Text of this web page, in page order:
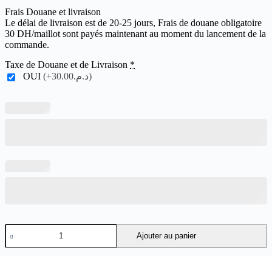
Frais Douane et livraison
Le délai de livraison est de 20-25 jours, Frais de douane obligatoire
30 DH/maillot sont payés maintenant au moment du lancement de la
commande.
Taxe de Douane et de Livraison *
OUI
(+د.م.30.00)
quantité
de
Lazio
Ajouter au panier